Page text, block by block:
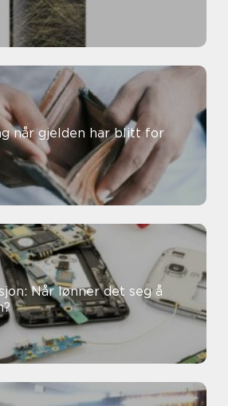
for
Når lønner det seg å